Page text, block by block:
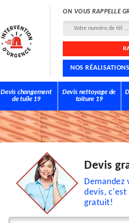
ON VOUS RAPPELLE
NOS RÉALISATIONS
Devis changement
de tuile 19
Devis nettoyage de
toiture 19
Devis
Demandez
devis, c'est
gratuit!